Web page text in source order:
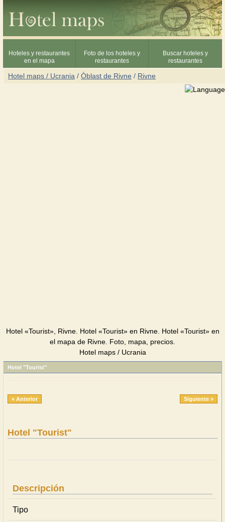
Hoteles y restaurantes
en el mapa
Foto de los hoteles y
restaurantes
Buscar hoteles y
restaurantes
Hotel maps / Ucrania / Óblast de Rivne / Rivne
Hotel «Tourist», Rivne. Hotel «Tourist» en Rivne. Hotel «Tourist» en
el mapa de Rivne. Foto, mapa, precios.
Hotel maps / Ucrania
Hotel "Tourist"
« Anterior Siguiente »
Hotel "Tourist"
Descripción
Tipo